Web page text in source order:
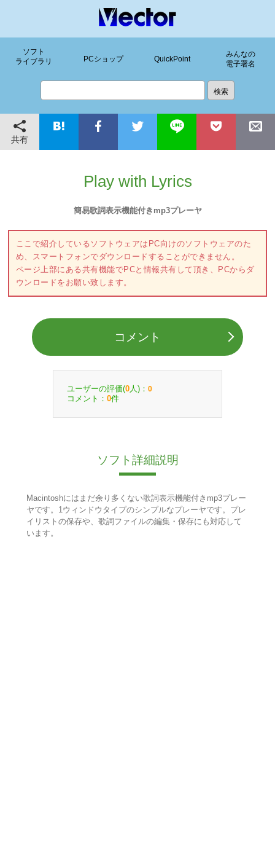
ソフト
ライブラリ
PCショップ QuickPoint
みんなの
電子署名
共有
Play with Lyrics
簡易歌詞表示機能付きmp3プレーヤ
ここで紹介しているソフトウェアはPC向けのソフトウェアのた
め、スマートフォンでダウンロードすることができません。
ページ上部にある共有機能でPCと情報共有して頂き、PCからダ
ウンロードをお願い致します。
コメント
ユーザーの評価(0 人)： 0
コメント： 0件
ソフト詳細説明
Macintoshにはまだ余り多くない歌詞表示機能付きmp3プレー
ヤです。1ウィンドウタイプのシンプルなプレーヤです。プレ
イリストの保存や、歌詞ファイルの編集・保存にも対応して
います。